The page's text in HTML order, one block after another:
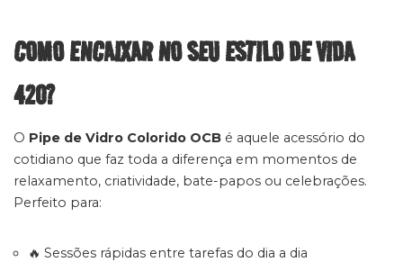
COMO ENCAIXAR NO SEU ESTILO DE VIDA
420?
O Pipe de Vidro Colorido OCB é aquele acessório do
cotidiano que faz toda a diferença em momentos de
relaxamento, criatividade, bate-papos ou celebrações.
Perfeito para:
🔥 Sessões rápidas entre tarefas do dia a dia